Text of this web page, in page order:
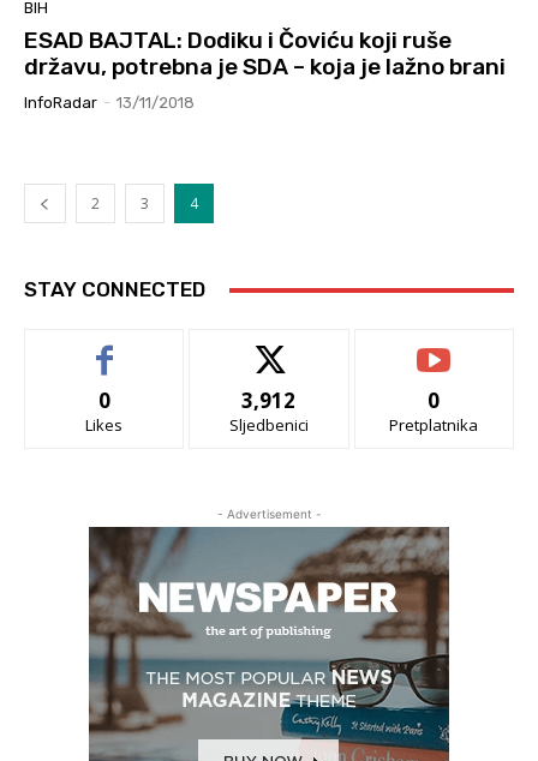
BIH
ESAD BAJTAL: Dodiku i Čoviću koji ruše
državu, potrebna je SDA – koja je lažno brani
InfoRadar - 13/11/2018
2 3 4
STAY CONNECTED
0
Likes
3,912
Sljedbenici
0
Pretplatnika
- Advertisement -